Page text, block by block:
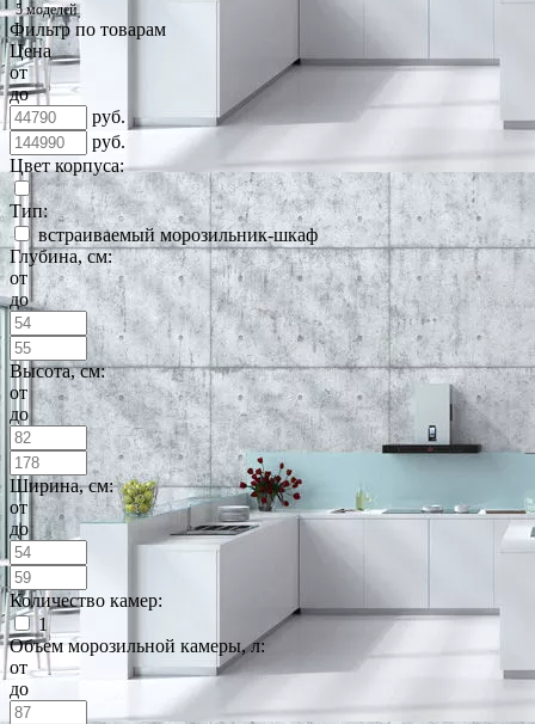
5 моделей
Фильтр по товарам
Цена
от
до
руб.
руб.
Цвет корпуса:
Тип:
встраиваемый морозильник-шкаф
Глубина, см:
от
до
Высота, см:
от
до
Ширина, см:
от
до
Количество камер:
1
Объем морозильной камеры, л:
от
до